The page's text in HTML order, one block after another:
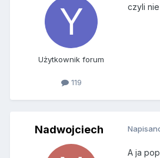
Użytkownik forum
119
czyli
Nadwojciech
A ja